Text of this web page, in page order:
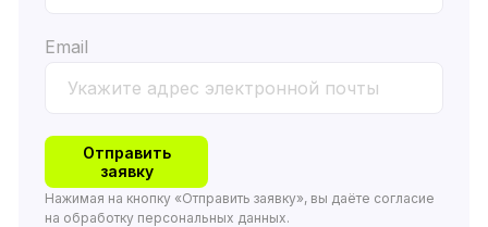
Email
Отправить
заявку
Нажимая на кнопку «Отправить заявку», вы даёте согласие
на обработку персональных данных.